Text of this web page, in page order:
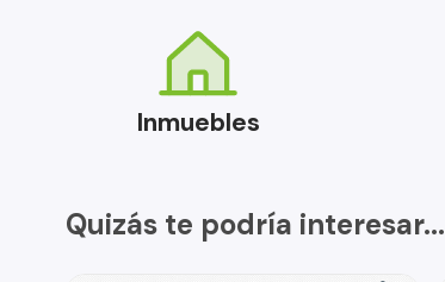
Inmuebles
Quizás te podría interesar...